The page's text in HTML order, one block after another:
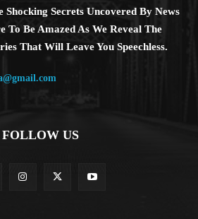
Shocking Secrets Uncovered By News
To Be Amazed As We Reveal The
That Will Leave You Speechless.
FOLLOW US